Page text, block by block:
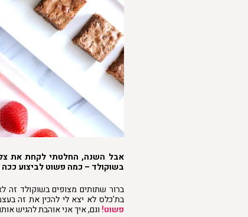
אבל השנה, החלטתי לקחת את
בשוקולד – כמה פשוט לביצוע
ברור שתותים מצופים בשוקולד זה
בת'כלס לא יצא לי להכין את זה
פשוט! וגם, איך אני אוהבת להגיש